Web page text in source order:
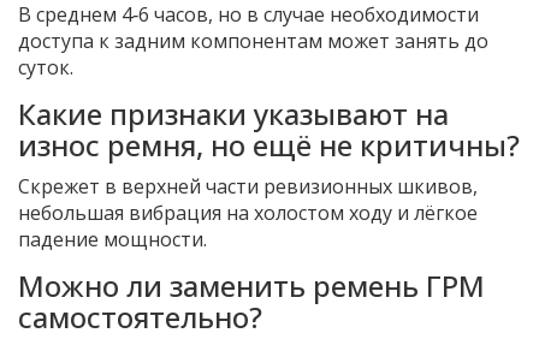
В среднем 4‑6 часов, но в случае необходимости
доступа к задним компонентам может занять до
суток.
Какие признаки указывают на
износ ремня, но ещё не критичны?
Скрежет в верхней части ревизионных шкивов,
небольшая вибрация на холостом ходу и лёгкое
падение мощности.
Можно ли заменить ремень ГРМ
самостоятельно?